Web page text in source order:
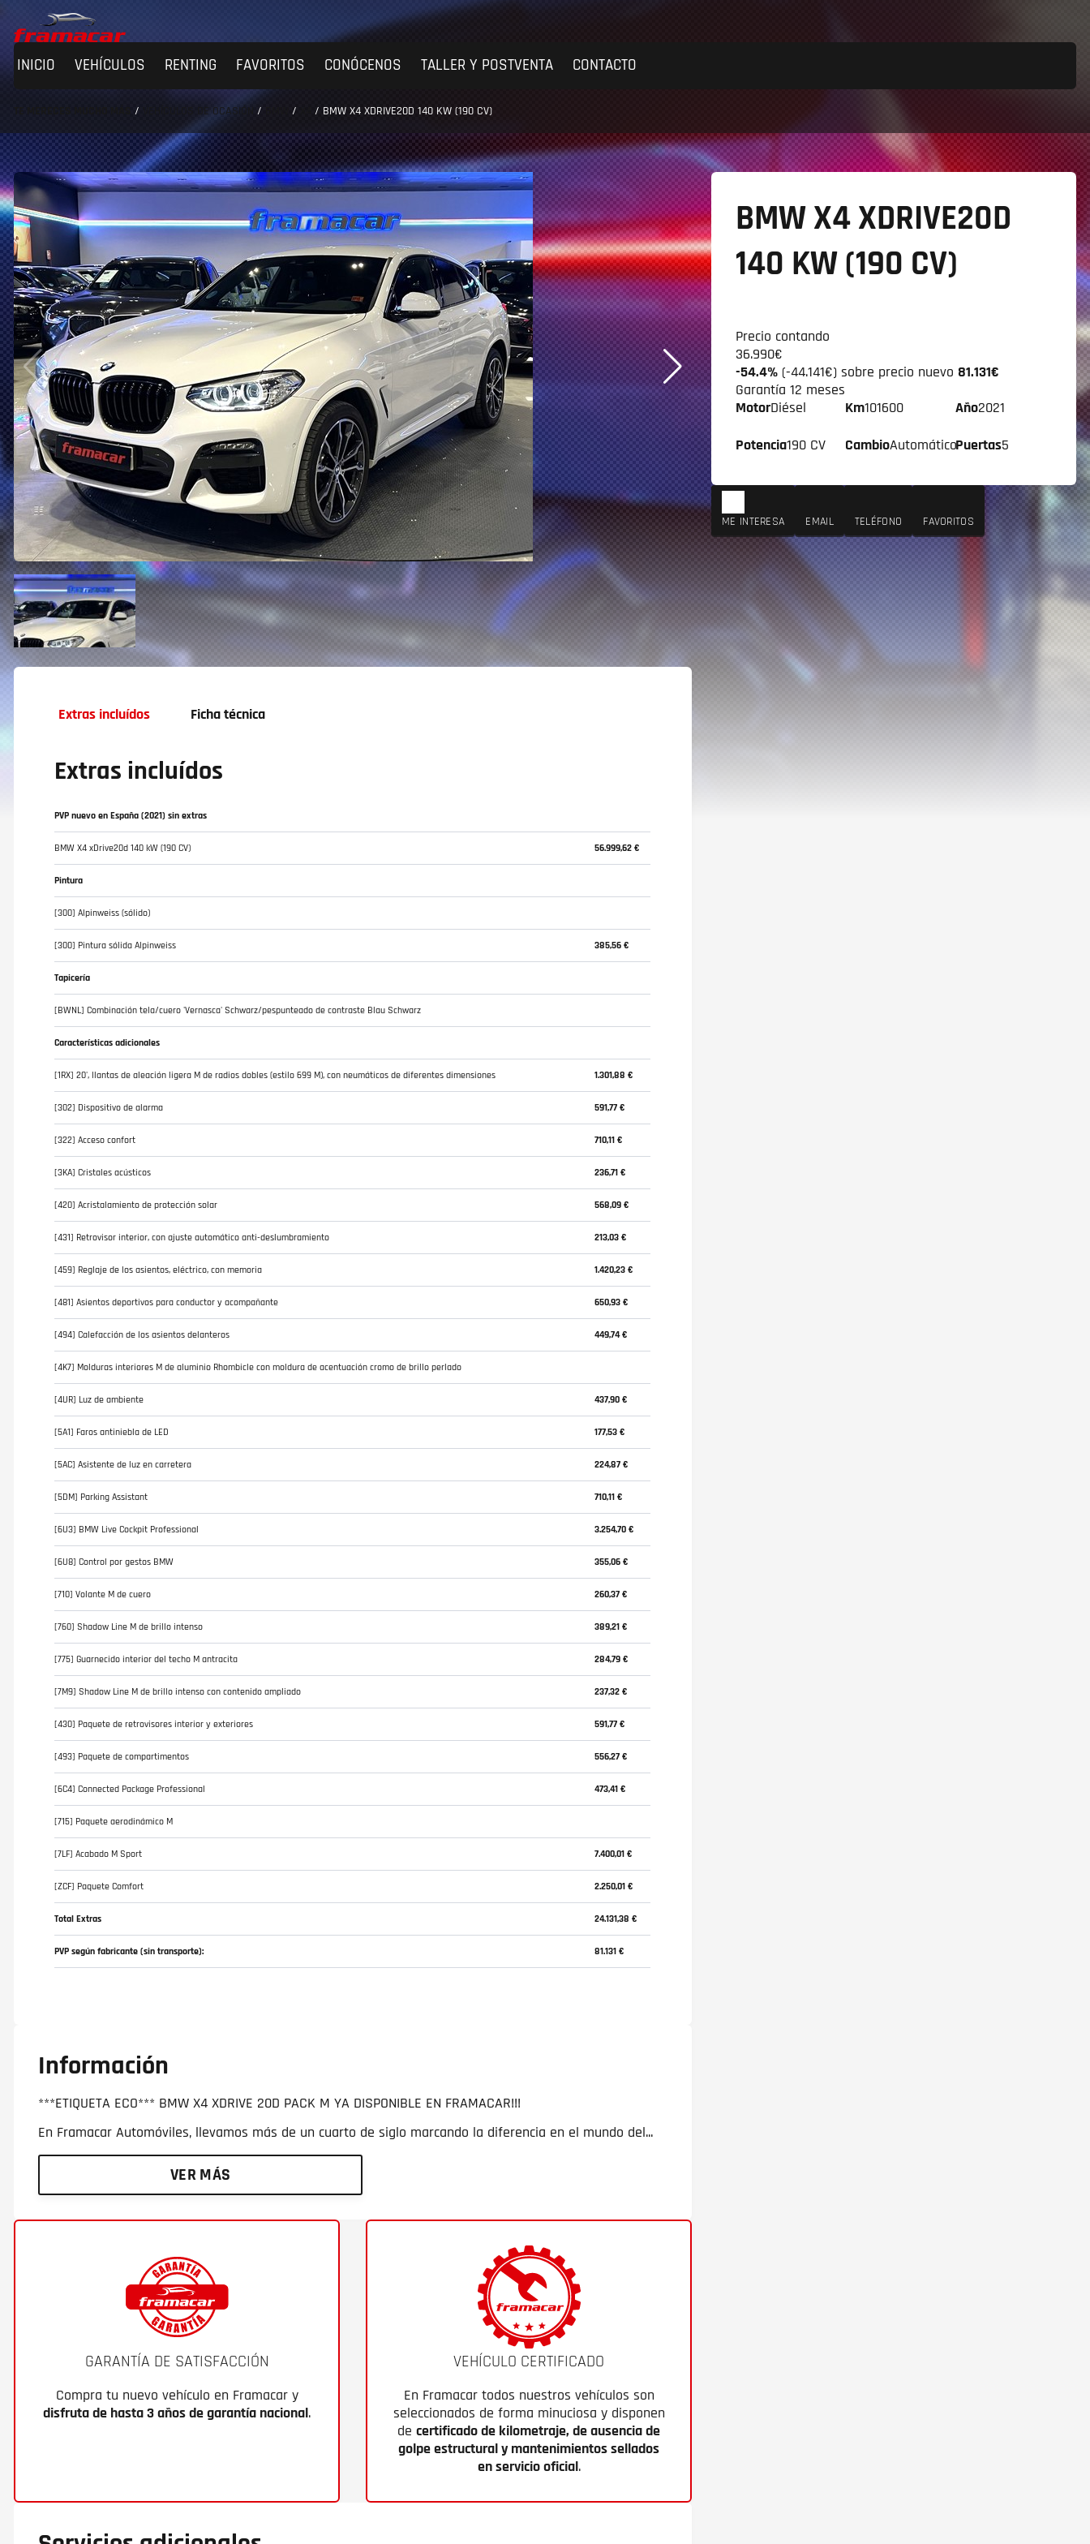
INICIO VEHÍCULOS RENTING FAVORITOS CONÓCENOS TALLER Y POSTVENTA CONTACTO
/ VEHÍCULOS DE OCASIÓN / / / BMW X4 XDRIVE20D 140 KW (190 CV)
BMW X4XDRIVE20D
140 KW (190 CV)
Precio contando
36.990€
-54.4% (-44.141€) sobre precio nuevo 81.131€
Garantía 12 meses
MotorDiésel Km101600 Año2021
Potencia190 CV CambioAutomáticoPuertas5
ME INTERESA EMAIL TELÉFONO FAVORITOS
Extras incluídos Ficha técnica
Extras incluídos
PVP nuevo en España (2021) sin extras
BMW X4 xDrive20d 140 kW (190 CV) 56.999,62 €
Pintura
[300] Alpinweiss (sólido)
[300] Pintura sólida Alpinweiss 385,56 €
Tapicería
[BWNL] Combinación tela/cuero 'Vernasca' Schwarz/pespunteado de contraste Blau Schwarz
Características adicionales
[1RX] 20', llantas de aleación ligera M de radios dobles (estilo 699 M), con neumáticos de diferentes dimensiones 1.301,88 €
[302] Dispositivo de alarma 591,77 €
[322] Acceso confort 710,11 €
[3KA] Cristales acústicos 236,71 €
[420] Acristalamiento de protección solar 568,09 €
[431] Retrovisor interior, con ajuste automático anti-deslumbramiento 213,03 €
[459] Reglaje de los asientos, eléctrico, con memoria 1.420,23 €
[481] Asientos deportivos para conductor y acompañante 650,93 €
[494] Calefacción de los asientos delanteros 449,74 €
[4K7] Molduras interiores M de aluminio Rhombicle con moldura de acentuación cromo de brillo perlado
[4UR] Luz de ambiente 437,90 €
[5A1] Faros antiniebla de LED 177,53 €
[5AC] Asistente de luz en carretera 224,87 €
[5DM] Parking Assistant 710,11 €
[6U3] BMW Live Cockpit Professional 3.254,70 €
[6U8] Control por gestos BMW 355,06 €
[710] Volante M de cuero 260,37 €
[760] Shadow Line M de brillo intenso 389,21 €
[775] Guarnecido interior del techo M antracita 284,79 €
[7M9] Shadow Line M de brillo intenso con contenido ampliado 237,32 €
[430] Paquete de retrovisores interior y exteriores 591,77 €
[493] Paquete de compartimentos 556,27 €
[6C4] Connected Package Professional 473,41 €
[715] Paquete aerodinámico M
[7LF] Acabado M Sport 7.400,01 €
[ZCF] Paquete Comfort 2.250,01 €
Total Extras 24.131,38 €
PVP según fabricante (sin transporte): 81.131 €
Información
***ETIQUETA ECO*** BMW X4 XDRIVE 20D PACK M YA DISPONIBLE EN FRAMACAR!!!
En Framacar Automóviles, llevamos más de un cuarto de siglo marcando la diferencia en el mundo del...
VER MÁS
GARANTÍA DE SATISFACCIÓN
Compra tu nuevo vehículo en Framacar y
disfruta de hasta 3 años de garantía nacional.
VEHÍCULO CERTIFICADO
En Framacar todos nuestros vehículos son
seleccionados de forma minuciosa y disponen
de certificado de kilometraje, de ausencia de
golpe estructural y mantenimientos sellados
en servicio oficial.